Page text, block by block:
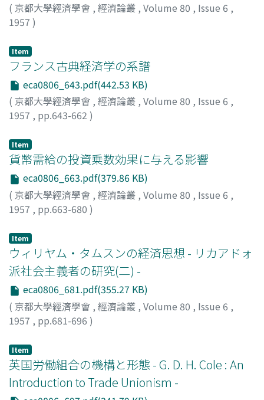
( 京都大學經濟學會 , 經濟論叢 , Volume 80 , Issue 6 ,
1957 )
Item
フランス古典経済学の系譜
eca0806_643.pdf(442.53 KB)
( 京都大學經濟學會 , 經濟論叢 , Volume 80 , Issue 6 ,
1957 , pp.643-662 )
Item
貨幣需給の投資乗数効果に与える影響
eca0806_663.pdf(379.86 KB)
( 京都大學經濟學會 , 經濟論叢 , Volume 80 , Issue 6 ,
1957 , pp.663-680 )
Item
ウィリヤム・タムスンの経済思想 - リカアドォ
派社会主義者の研究(二) -
eca0806_681.pdf(355.27 KB)
( 京都大學經濟學會 , 經濟論叢 , Volume 80 , Issue 6 ,
1957 , pp.681-696 )
Item
英国労働組合の機構と形態 - G. D. H. Cole : An
Introduction to Trade Unionism -